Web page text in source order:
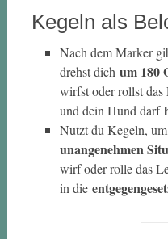
Kegeln als
Nach dem Marker
drehst dich um 180
wirfst oder rollst das
und dein Hund darf
Nutzt du Kegeln,
unangenehmen
wirf oder rolle das
in die